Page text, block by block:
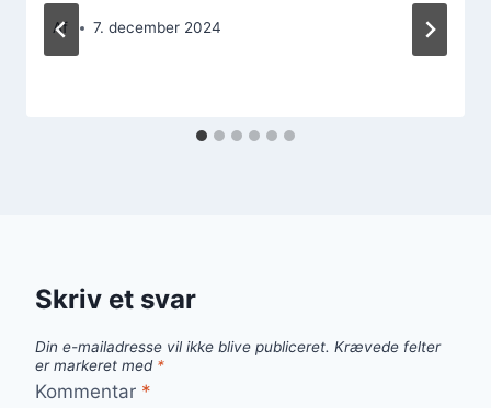
Af 7. december 2024
Skriv et svar
Din e-mailadresse vil ikke blive publiceret. Krævede felter
er markeret med *
Kommentar *